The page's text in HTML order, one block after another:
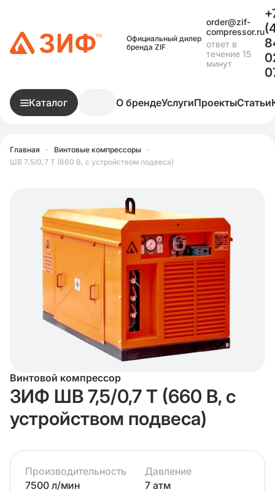
Официальный дилер
бренда ZIF
order@zif-
compressor.ru
ответ в
течение 15
минут
Каталог О брендеУслугиПроектыСтатьи
Главная • Винтовые компрессоры
•
ШВ 7,5/0,7 Т (660 В, с устройством подвеса)
Винтовой компрессор
ЗИФ ШВ 7,5/0,7 Т (660 В, с
устройством подвеса)
Производительность
7500 л/мин
Давление
7 атм